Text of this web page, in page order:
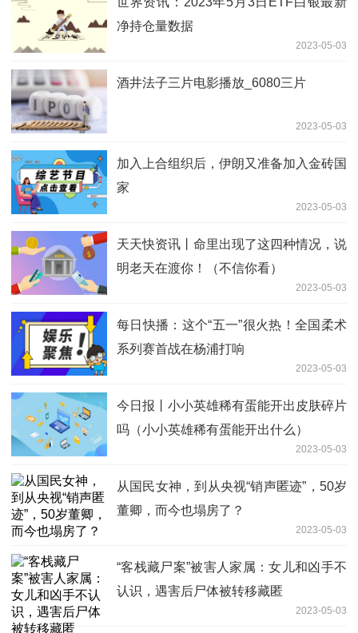
净持仓量数据
2023-05-03
酒井法子三片电影播放_6080三片
2023-05-03
加入上合组织后，伊朗又准备加入金砖国
家
2023-05-03
天天快资讯丨命里出现了这四种情况，说
明老天在渡你！（不信你看）
2023-05-03
每日快播：这个“五一”很火热！全国柔术
系列赛首战在杨浦打响
2023-05-03
今日报丨小小英雄稀有蛋能开出皮肤碎片
吗（小小英雄稀有蛋能开出什么）
2023-05-03
从国民女神，到从央视“销声匿迹”，50岁
董卿，而今也塌房了？
2023-05-03
“客栈藏尸案”被害人家属：女儿和凶手不
认识，遇害后尸体被转移藏匿
2023-05-03